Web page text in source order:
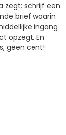
zegt: schrijf een
brief waarin
ingang
opzegt. En
geen cent!